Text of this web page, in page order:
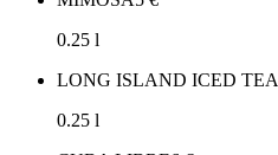
0.25 l
LONG ISLAND ICED TEA
0.25 l